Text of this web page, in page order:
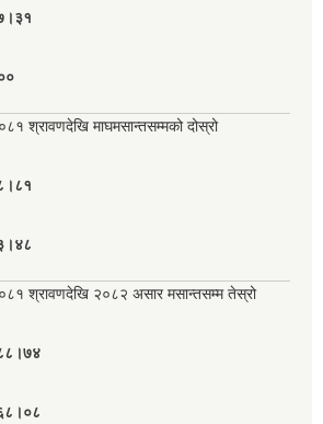
श्रावणदेखि माघमसान्तसम्मको दोस्रो
श्रावणदेखि २०८२ असार मसान्तसम्म तेस्रो